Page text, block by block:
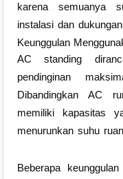
karena semuanya
instalasi dan
Keunggulan
AC standing
pendinginan
Dibandingkan AC
memiliki kapasitas
menurunkan suhu
Beberapa